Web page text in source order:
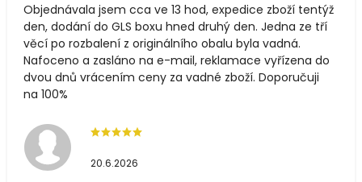
Objednávala jsem cca ve 13 hod, expedice zboží tentýž
den, dodání do GLS boxu hned druhý den. Jedna ze tří
věcí po rozbalení z originálního obalu byla vadná.
Nafoceno a zasláno na e-mail, reklamace vyřízena do
dvou dnů vrácením ceny za vadné zboží. Doporučuji
na 100%
20.6.2026